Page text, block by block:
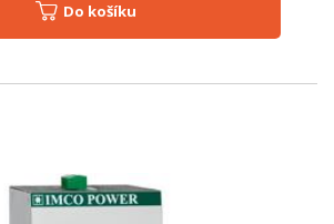
Do košíku